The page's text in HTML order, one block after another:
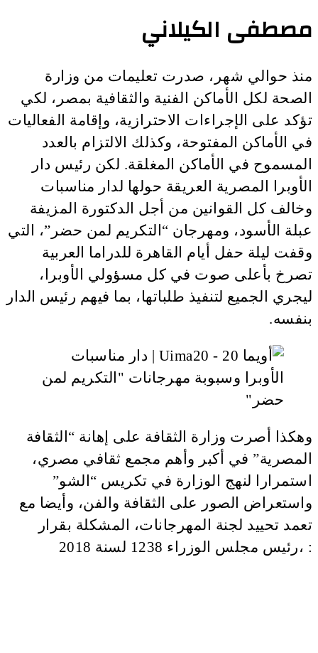
مصطفى الكيلاني
منذ حوالي شهر، صدرت تعليمات من وزارة
الصحة لكل الأماكن الفنية والثقافية بمصر، لكي
تؤكد على الإجراءات الاحترازية، وإقامة الفعاليات
في الأماكن المفتوحة، وكذلك الالتزام بالعدد
المسموح في الأماكن المغلقة. لكن رئيس دار
الأوبرا المصرية العريقة حولها لدار مناسبات
وخالف كل القوانين من أجل الدكتورة المزيفة
عبلة الأسود، ومهرجان “التكريم لمن حضر”، التي
وقفت ليلة حفل أيام القاهرة للدراما العربية
تصرخ بأعلى صوت في كل مسؤولي الأوبرا،
ليجري الجميع لتنفيذ طلباتها، بما فيهم رئيس الدار
بنفسه.
وهكذا أصرت وزارة الثقافة على إهانة “الثقافة
المصرية” في أكبر وأهم مجمع ثقافي مصري،
استمرارا لنهج الوزارة في تكريس “الشو”
واستعراض الصور على الثقافة والفن، وأيضا مع
تعمد تحييد لجنة المهرجانات، المشكلة بقرار
رئيس مجلس الوزراء 1238 لسنة 2018، :